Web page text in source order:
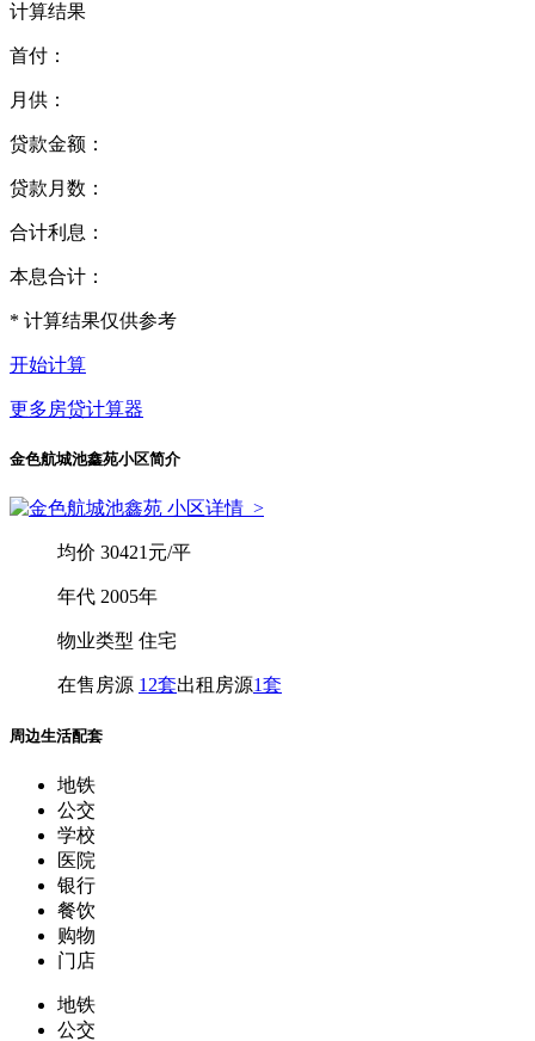
计算结果
首付：
月供：
贷款金额：
贷款月数：
合计利息：
本息合计：
* 计算结果仅供参考
开始计算
更多房贷计算器
金色航城池鑫苑小区简介
小区详情 >
均价 30421元/平
年代 2005年
物业类型 住宅
在售房源 12套出租房源1套
周边生活配套
地铁
公交
学校
医院
银行
餐饮
购物
门店
地铁
公交